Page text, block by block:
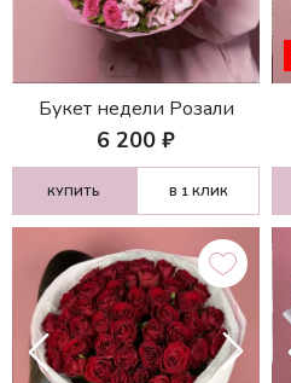
Букет недели Розали
6 200 ₽
КУПИТЬ В 1 КЛИК